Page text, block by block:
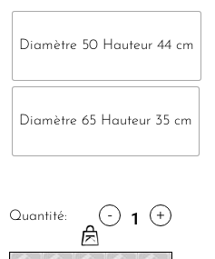
Diamètre 50 Hauteur 44 cm
Diamètre 65 Hauteur 35 cm
Quantité: - +